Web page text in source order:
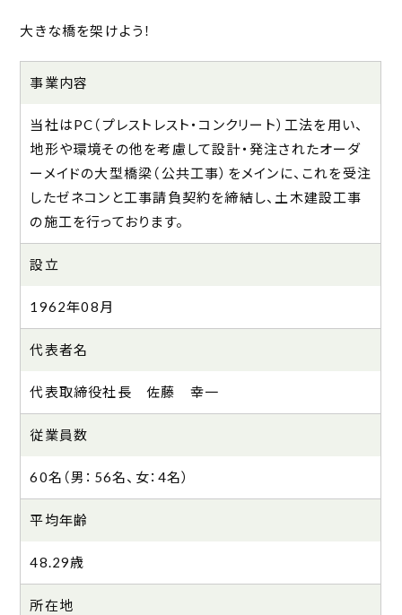
大きな橋を架けよう！
事業内容
当社はPC（プレストレスト・コンクリート）工法を用い、
地形や環境その他を考慮して設計・発注されたオーダ
ーメイドの大型橋梁（公共工事）をメインに、これを受注
したゼネコンと工事請負契約を締結し、土木建設工事
の施工を行っております。
設立
1962年08月
代表者名
代表取締役社長 佐藤 幸一
従業員数
60名（男：56名、女：4名）
平均年齢
48.29歳
所在地